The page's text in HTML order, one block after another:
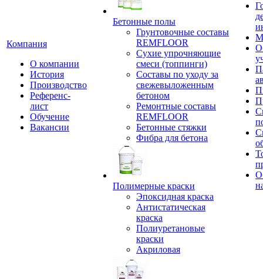
Компания
О компании
История
Производство
Референс-
лист
Обучение
Вакансии
Бетонные полы
Грунтовочные составы
REMFLOOR
Сухие упрочняющие
смеси (топпинги)
Составы по уходу за
свежевыложенным
бетоном
Ремонтные составы
REMFLOOR
Бетонные стяжки
Фибра для бетона
Полимерные краски
Эпоксидная краска
Антистатическая
краска
Полиуретановые
краски
Акриловая